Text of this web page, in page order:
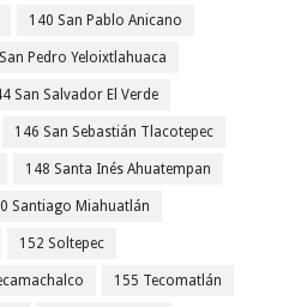
140 San Pablo Anicano
Pedro Yeloixtlahuaca
San Salvador El Verde
146 San Sebastián Tlacotepec
148 Santa Inés Ahuatempan
Santiago Miahuatlán
152 Soltepec
155 Tecomatlán